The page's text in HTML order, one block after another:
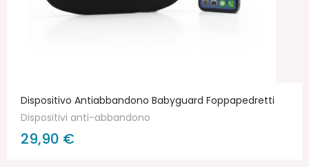
Dispositivo Antiabbandono Babyguard Foppapedretti
Dispositivi anti-abbandono
29,90 €